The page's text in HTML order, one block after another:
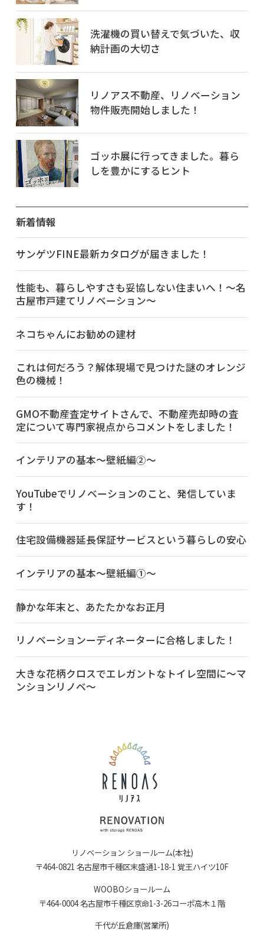
洗濯機の買い替えで気づいた、収
納計画の大切さ
リノアス不動産、リノベーション
物件販売開始しました！
ゴッホ展に行ってきました。暮ら
しを豊かにするヒント
新着情報
サンゲツFINE最新カタログが届きました！
性能も、暮らしやすさも妥協しない住まいへ！～名
古屋市戸建てリノベーション～
ネコちゃんにお勧めの建材
これは何だろう？解体現場で見つけた謎のオレンジ
色の機械！
GMO不動産査定サイトさんで、不動産売却時の査
定について専門家視点からコメントをしました！
インテリアの基本～壁紙編②～
YouTubeでリノベーションのこと、発信していま
す！
住宅設備機器延長保証サービスという暮らしの安心
インテリアの基本～壁紙編①～
静かな年末と、あたたかなお正月
リノベーションーディネーターに合格しました！
大きな花柄クロスでエレガントなトイレ空間に～マ
ンションリノベ～
リノベーション ショールーム(本社)
〒464-0821 名古屋市千種区末盛通1-18-1 覚王ハイツ10F
WOOBOショールーム
〒464-0004 名古屋市千種区京命1-3-26コーポ高木１階
千代が丘倉庫(営業所)